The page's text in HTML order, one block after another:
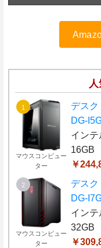
マウスコンピュー
ター
デス
DG-
イン
16GB
￥
マウスコンピュー
ター
デス
DG-
インテ
32GB
￥